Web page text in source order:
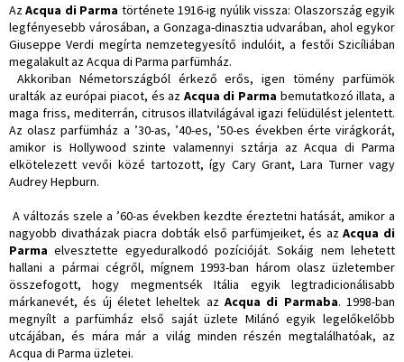
AzAcqua di Parma története 1916-ig nyúlik vissza: Olaszország egyik
legfényesebb városában, a Gonzaga-dinasztia udvarában, ahol egykor
Giuseppe Verdi megírta nemzetegyesítő indulóit, a festői Szicíliában
megalakult az Acqua di Parma parfümház.
Akkoriban Németországból érkező erős, igen tömény parfümök
uralták az európai piacot, és az Acqua di Parma bemutatkozó illata, a
maga friss, mediterrán, citrusos illatvilágával igazi felüdülést jelentett.
Az olasz parfümház a ’30-as, ’40-es, ’50-es években érte virágkorát,
amikor is Hollywood szinte valamennyi sztárja az Acqua di Parma
elkötelezett vevői közé tartozott, így Cary Grant, Lara Turner vagy
Audrey Hepburn.
A változás szele a ’60-as években kezdte éreztetni hatását, amikor a
nagyobb divatházak piacra dobták első parfümjeiket, és azAcqua di
Parma elvesztette egyeduralkodó pozícióját. Sokáig nem lehetett
hallani a pármai cégről, mígnem 1993-ban három olasz üzletember
összefogott, hogy megmentsék Itália egyik legtradicionálisabb
márkanevét, és új életet leheltek az Acqua di Parmaba. 1998-ban
megnyílt a parfümház első saját üzlete Milánó egyik legelőkelőbb
utcájában, és mára már a világ minden részén megtalálhatóak, az
Acqua di Parma üzletei.